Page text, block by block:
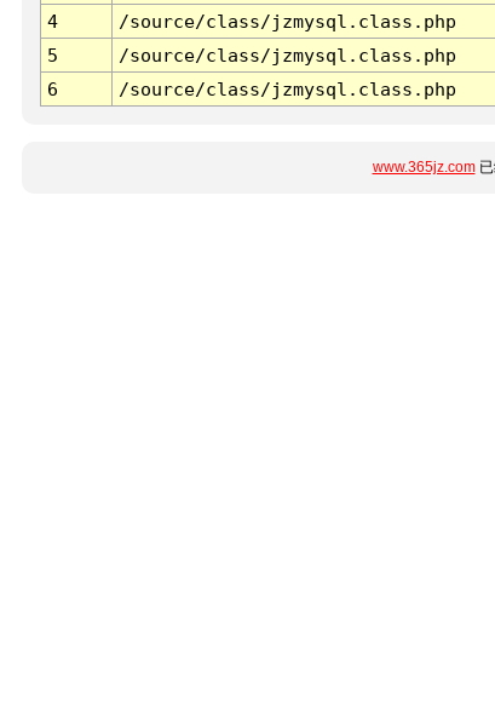
4
/source/class/jzmysql.class.php
5
/source/class/jzmysql.class.php
6
/source/class/jzmysql.class.php
www.365jz.com已